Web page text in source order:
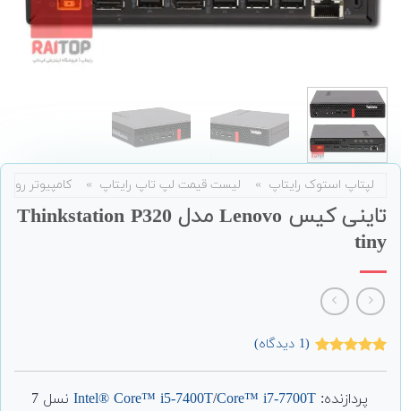
لپتاپ استوک رایتاپ » لیست قیمت لپ تاپ رایتاپ » کامپیوتر
تاینی کیس Lenovo مدل Thinkstation P320
tiny
مشتری
(
1 دیدگاه)
پردازنده: Intel® Core™ i5-7400T/Core™ i7-7700T نسل 7